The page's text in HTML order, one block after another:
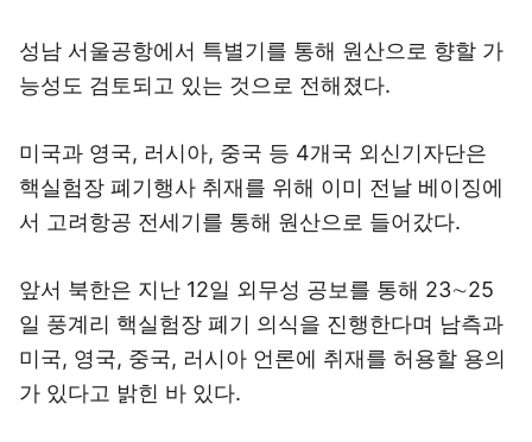
성남 서울공항에서 특별기를 통해 원산으로 향할 가
능성도 검토되고 있는 것으로 전해졌다.
미국과 영국, 러시아, 중국 등 4개국 외신기자단은
핵실험장 폐기행사 취재를 위해 이미 전날 베이징에
서 고려항공 전세기를 통해 원산으로 들어갔다.
앞서 북한은 지난 12일 외무성 공보를 통해 23∼25
일 풍계리 핵실험장 폐기 의식을 진행한다며 남측과
미국, 영국, 중국, 러시아 언론에 취재를 허용할 용의
가 있다고 밝힌 바 있다.